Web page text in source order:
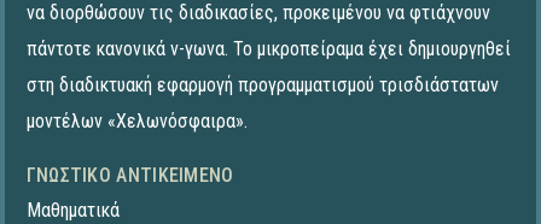
να διορθώσουν τις διαδικασίες, προκειμένου να φτιάχνουν
πάντοτε κανονικά ν-γωνα. To μικροπείραμα έχει δημιουργηθεί
στη διαδικτυακή εφαρμογή προγραμματισμού τρισδιάστατων
μοντέλων «Χελωνόσφαιρα».
ΓΝΩΣΤΙΚΌ ΑΝΤΙΚΕΊΜΕΝΟ
Μαθηματικά